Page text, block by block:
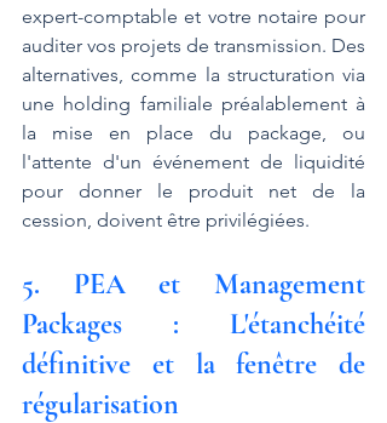
expert-comptable et votre notaire pour
auditer vos projets de transmission. Des
alternatives, comme la structuration via
une holding familiale préalablement à
la mise en place du package, ou
l'attente d'un événement de liquidité
pour donner le produit net de la
cession, doivent être privilégiées.
5. PEA et Management
Packages : L'étanchéité
définitive et la fenêtre de
régularisation